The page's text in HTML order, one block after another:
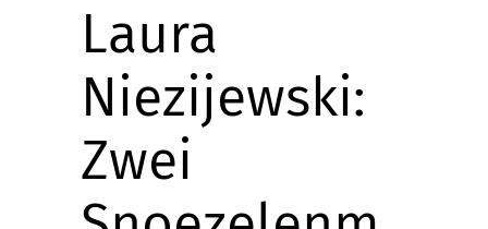
Laura
Niezijewski:
Zwei